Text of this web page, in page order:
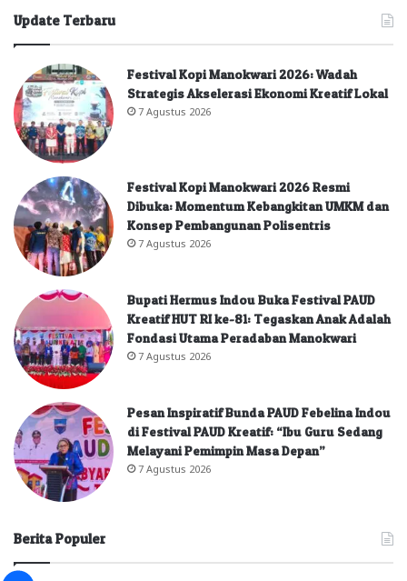
Update Terbaru
Festival Kopi Manokwari 2026: Wadah
Strategis Akselerasi Ekonomi Kreatif Lokal
7 Agustus 2026
Festival Kopi Manokwari 2026 Resmi
Dibuka: Momentum Kebangkitan UMKM dan
Konsep Pembangunan Polisentris
7 Agustus 2026
Bupati Hermus Indou Buka Festival PAUD
Kreatif HUT RI ke-81: Tegaskan Anak Adalah
Fondasi Utama Peradaban Manokwari
7 Agustus 2026
Pesan Inspiratif Bunda PAUD Febelina Indou
di Festival PAUD Kreatif: “Ibu Guru Sedang
Melayani Pemimpin Masa Depan”
7 Agustus 2026
Berita Populer